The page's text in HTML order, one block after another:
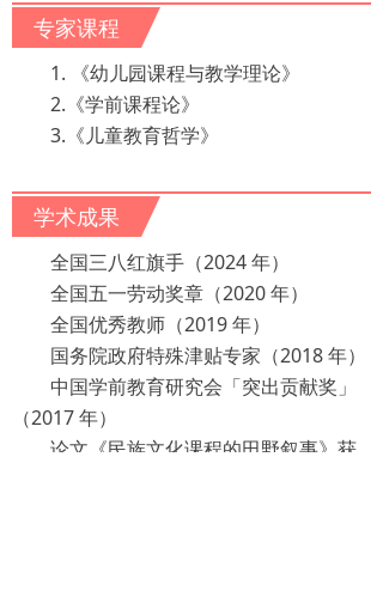
专家课程
1. 《幼儿园课程与教学理论》
2.《学前课程论》
3.《儿童教育哲学》
学术成果
全国三八红旗手（2024 年）
全国五一劳动奖章（2020 年）
全国优秀教师（2019 年）
国务院政府特殊津贴专家（2018 年）
中国学前教育研究会「突出贡献奖」
（2017 年）
论文《民族文化课程的田野叙事》获